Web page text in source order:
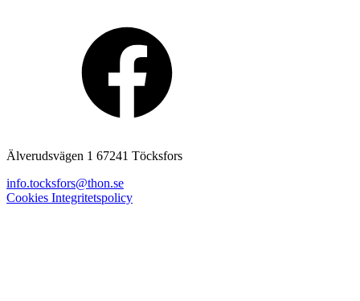
Älverudsvägen 1 67241 Töcksfors
info.tocksfors@thon.se
Cookies Integritetspolicy